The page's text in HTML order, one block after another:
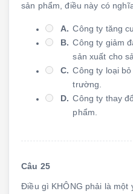
sản phẩm, điều này có
A. Công ty tăng
B. Công ty giảm
sản xuất cho
C. Công ty loại
trường.
D. Công ty thay
phẩm.
Câu 25
Điều gì KHÔNG phải là một